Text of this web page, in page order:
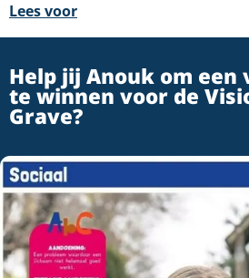
Lees voor
Help jij Anouk om
te winnen voor de
Grave?